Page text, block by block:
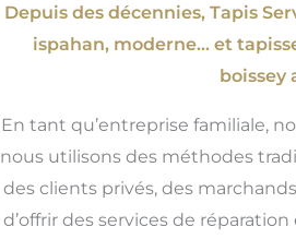
Depuis des décennies, Tapis
ispahan, moderne…et
boissey
En tant qu’entreprise familiale,
nous utilisons des méthodes
des clients privés, des
d’offrir des services de